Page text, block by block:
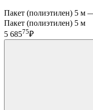
Пакет (полиэтилен) 5 м
Пакет (полиэтилен) 5 м
5 68575₽